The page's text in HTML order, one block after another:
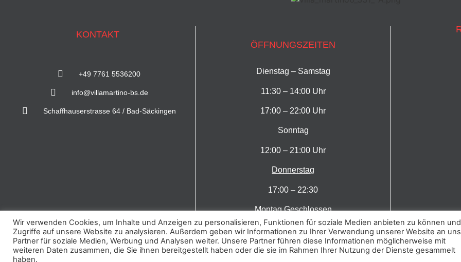
KONTAKT
+49 7761 5536200
info@villamartino-bs.de
Schaffhauserstrasse 64 / Bad-Säckingen
ÖFFNUNGSZEITEN
Dienstag – Samstag
11:30 – 14:00 Uhr
17:00 – 22:00 Uhr
Sonntag
12:00 – 21:00 Uhr
Donnerstag
17:00 – 22:30
Montag Geschlossen
© Copyright Villamartino.de Design von www.Deinak.de Consulting Waldshut-Tiengen
Wir verwenden Cookies, um Inhalte und Anzeigen zu personalisieren, Funktionen für soziale Medien anbieten zu können
Zugriffe auf unsere Website zu analysieren. Außerdem geben wir Informationen zu Ihrer Verwendung unserer Website an
Partner für soziale Medien, Werbung und Analysen weiter. Unsere Partner führen diese Informationen möglicherweise mit
weiteren Daten zusammen, die Sie ihnen bereitgestellt haben oder die sie im Rahmen Ihrer Nutzung der Dienste gesammelt
haben.